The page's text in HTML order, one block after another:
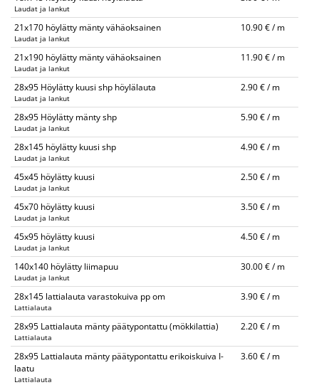
Laudat ja lankut
21x170 höylätty mänty vähäoksainen
Laudat ja lankut
10.90 € / m
21x190 höylätty mänty vähäoksainen
Laudat ja lankut
11.90 € / m
28x95 Höylätty kuusi shp höylälauta
Laudat ja lankut
2.90 € / m
28x95 Höylätty mänty shp
Laudat ja lankut
5.90 € / m
28x145 höylätty kuusi shp
Laudat ja lankut
4.90 € / m
45x45 höylätty kuusi
Laudat ja lankut
2.50 € / m
45x70 höylätty kuusi
Laudat ja lankut
3.50 € / m
45x95 höylätty kuusi
Laudat ja lankut
4.50 € / m
140x140 höylätty liimapuu
Laudat ja lankut
30.00 € / m
28x145 lattialauta varastokuiva pp om
Lattialauta
3.90 € / m
28x95 Lattialauta mänty päätypontattu (mökkilattia)
Lattialauta
2.20 € / m
28x95 Lattialauta mänty päätypontattu erikoiskuiva I-
laatu
Lattialauta
3.60 € / m